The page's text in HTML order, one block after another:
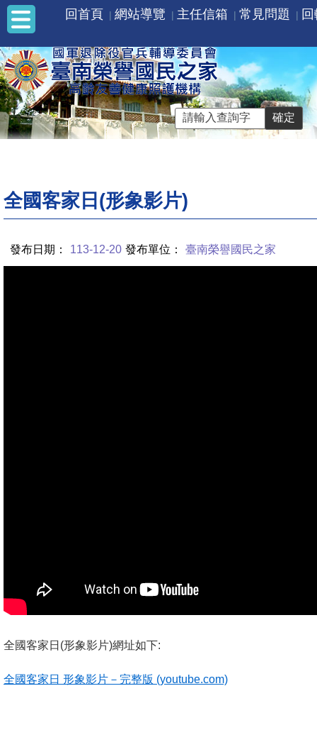
回首頁 網站導覽 主任信箱 常見問題
全國客家日(形象影片)
發布日期： 113-12-20 發布單位： 臺南榮譽國民之家
全國客家日(形象影片)網址如下:
全國客家日 形象影片－完整版 (youtube.com)